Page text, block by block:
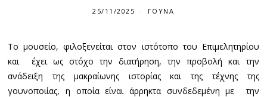
25/11/2025 ΓΟΎΝΑ
Το μουσείο, φιλοξενείται στον ιστότοπο του Επιμελητηρίου
και έχει ως στόχο την διατήρηση, την προβολή και την
ανάδειξη της μακραίωνης ιστορίας και της τέχνης της
γουνοποιίας, η οποία είναι άρρηκτα συνδεδεμένη με την